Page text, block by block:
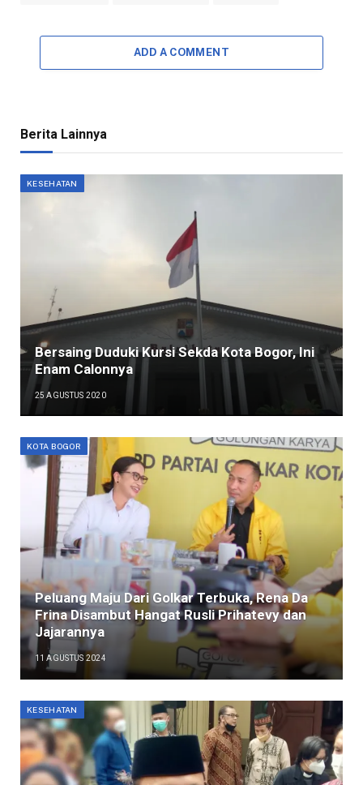
ADD A COMMENT
Berita Lainnya
KESEHATAN
Bersaing Duduki Kursi Sekda Kota Bogor, Ini
Enam Calonnya
25 AGUSTUS 2020
KOTA BOGOR
Peluang Maju Dari Golkar Terbuka, Rena Da
Frina Disambut Hangat Rusli Prihatevy dan
Jajarannya
11 AGUSTUS 2024
KESEHATAN